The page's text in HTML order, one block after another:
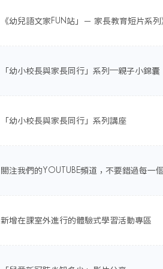
《幼兒語文家FUN站」－ 家長教育短片系列
「幼小校長與家長同行」系列—親子小錦囊
「幼小校長與家長同行」系列講座
關注我們的YOUTUBE頻道，不要錯過每一
新增在課室外進行的體驗式學習活動專區